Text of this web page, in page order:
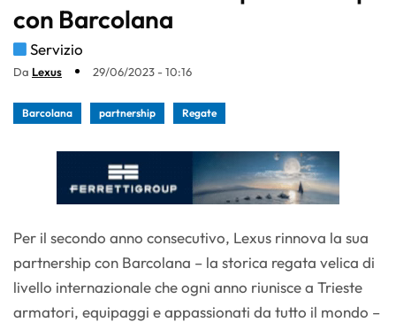
con Barcolana
Servizio
Da Lexus 29/06/2023 - 10:16
Barcolana partnership Regate
Per il secondo anno consecutivo, Lexus rinnova la sua
partnership con Barcolana – la storica regata velica di
livello internazionale che ogni anno riunisce a Trieste
armatori, equipaggi e appassionati da tutto il mondo –